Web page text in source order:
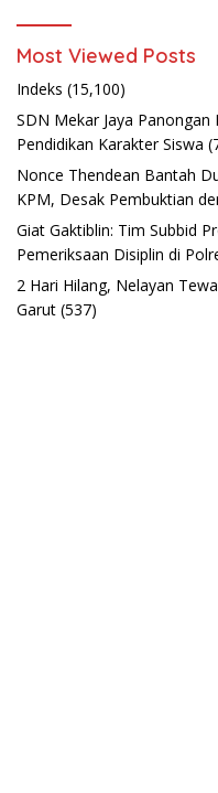
Most Viewed Posts
Indeks (15,100)
SDN Mekar Jaya Panongan
Pendidikan Karakter Siswa
Nonce Thendean Bantah
KPM, Desak Pembuktian
Giat Gaktiblin: Tim Subbid
Pemeriksaan Disiplin di
2 Hari Hilang, Nelayan
Garut (537)